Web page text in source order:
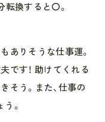
転換すると〇。
ありそうな仕事運。
です！ 助けてくれる
そう。また、仕事の
。